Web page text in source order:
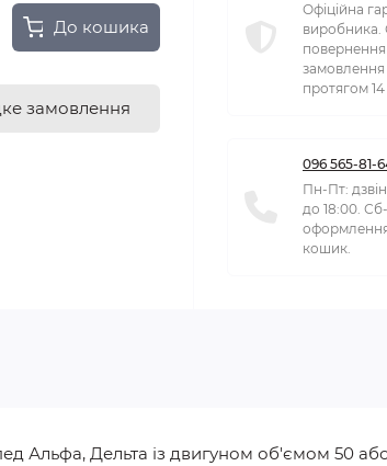
До кошика
замовлення
Офіційна
виробника.
повернення
замовлення
протягом 14
096 565-81-
Пн-Пт:
до 18:00.
кошик.
Альфа, Дельта із двигуном об'ємом 50